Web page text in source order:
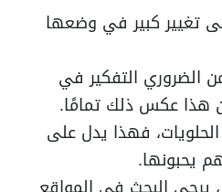
تغيير كبير في وضعها
الضروري التفكير في
هذا عكس ذلك تمامًا.
الحلويات، فهذا يدل على
يحبونها.